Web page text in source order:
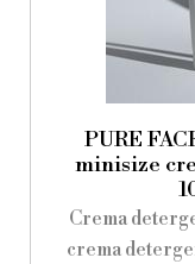
PURE
minisize
Crema
crema